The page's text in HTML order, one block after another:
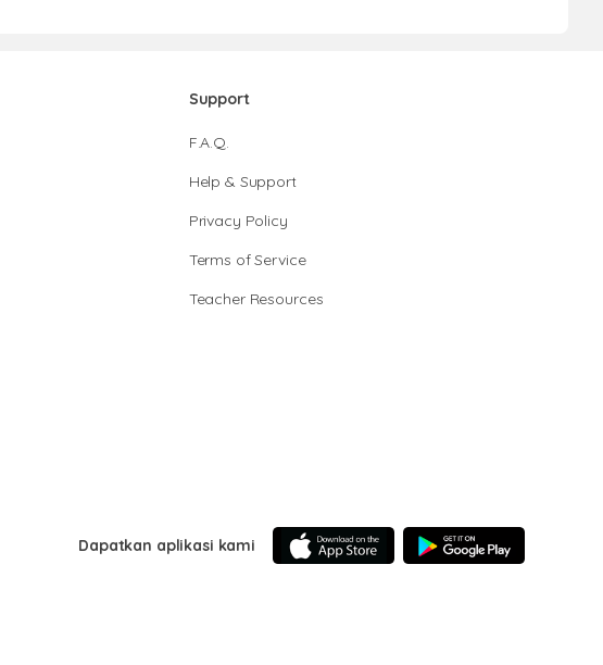
Support
F.A.Q.
Help & Support
Privacy Policy
Terms of Service
Teacher Resources
Dapatkan aplikasi kami